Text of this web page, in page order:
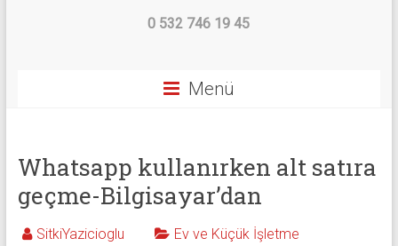
0 532 746 19 45
Menü
Whatsapp kullanırken alt satıra
geçme-Bilgisayar’dan
SitkiYazicioglu Ev ve Küçük İşletme